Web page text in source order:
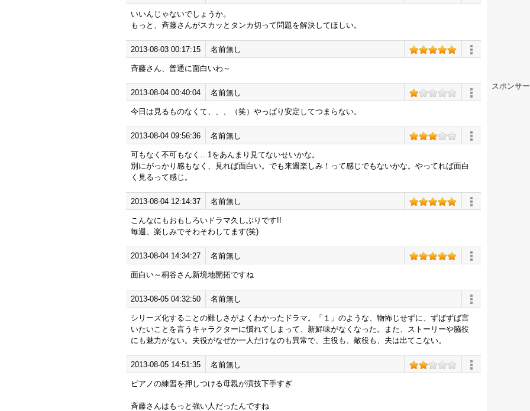
いいんじゃないでしょうか。
もっと、斉藤さんがスカッとタンカ切って問題を解決してほしい。
2013-08-03 00:17:15 名前無し
斉藤さん、普通に面白いわ～
2013-08-04 00:40:04 名前無し
今日は見るものなくて、、、（笑）やっぱり安定してつまらない。
2013-08-04 09:56:36 名前無し
可もなく不可もなく…1をあんまり見てないせいかな。
別にがっかり感もなく、見れば面白い。でも来週楽しみ！って感じでもないかな。やってれば面白
く見るって感じ。
2013-08-04 12:14:37 名前無し
こんなにもおもしろいドラマ久しぶりです!!
毎週、楽しみでそわそわしてます(笑)
2013-08-04 14:34:27 名前無し
面白い～桐谷さん新境地開拓ですね
2013-08-05 04:32:50 名前無し
シリーズ化することの難しさがよくわかったドラマ。「１」のような、物怖じせずに、ずばずば言
いたいことを言うキャラクターに慣れてしまって、新鮮味がなくなった。また、ストーリーや脇役
にも魅力がない。夫役がなぜか一人だけなのも異常で、主役も、敵役も、夫は出てこない。
2013-08-05 14:51:35 名前無し
ピアノの練習を押しつける母親が演技下手すぎ
斉藤さんはもっと強い人だったんですね
スポンサ